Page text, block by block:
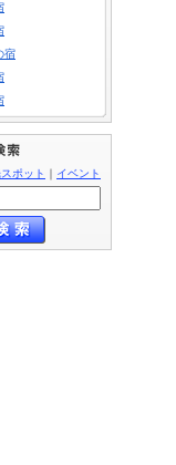
宿
ポット ｜ イベント